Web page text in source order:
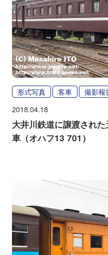
形式写真 客車 撮影報
2018.04.18
大井川鉄道に譲渡され
車（オハフ13 701）